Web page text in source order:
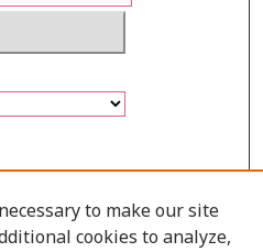
to make our site
cookies to analyze,